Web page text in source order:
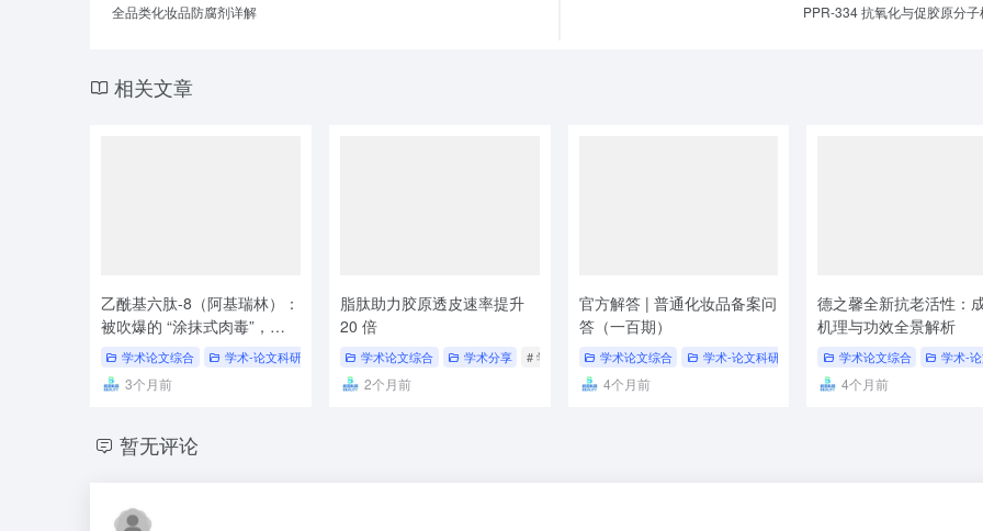
全品类化妆品防腐剂详解 PPR-334 抗氧化与促胶原分子
相关文章
乙酰基六肽-8（阿基瑞林）：
被吹爆的 “涂抹式肉毒”，科
学真相到底是什么
学术论文综合 学术-论文科研 # 学术论文 # 论文科研
3个月前
脂肽助力胶原透皮速率提升
20 倍
学术论文综合 学术分享 # 学术分享 # 脂肽
2个月前
官方解答 | 普通化妆品备案问
答（一百期）
学术论文综合 学术-论文科研 # 论文科研 # 学术分享
4个月前
德之馨全新抗老活性：
机理与功效全景解析
学术论文综合 学术-
4个月前
暂无评论